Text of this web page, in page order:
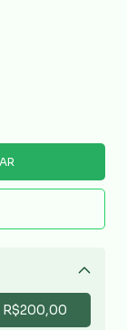
Alterar CEP
R$200,00